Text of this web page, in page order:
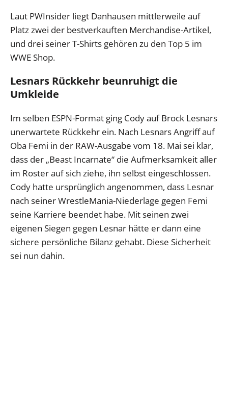
Laut PWInsider liegt Danhausen mittlerweile auf
Platz zwei der bestverkauften Merchandise-Artikel,
und drei seiner T-Shirts gehören zu den Top 5 im
WWE Shop.
Lesnars Rückkehr beunruhigt die
Umkleide
Im selben ESPN-Format ging Cody auf Brock Lesnars
unerwartete Rückkehr ein. Nach Lesnars Angriff auf
Oba Femi in der RAW-Ausgabe vom 18. Mai sei klar,
dass der „Beast Incarnate“ die Aufmerksamkeit aller
im Roster auf sich ziehe, ihn selbst eingeschlossen.
Cody hatte ursprünglich angenommen, dass Lesnar
nach seiner WrestleMania-Niederlage gegen Femi
seine Karriere beendet habe. Mit seinen zwei
eigenen Siegen gegen Lesnar hätte er dann eine
sichere persönliche Bilanz gehabt. Diese Sicherheit
sei nun dahin.